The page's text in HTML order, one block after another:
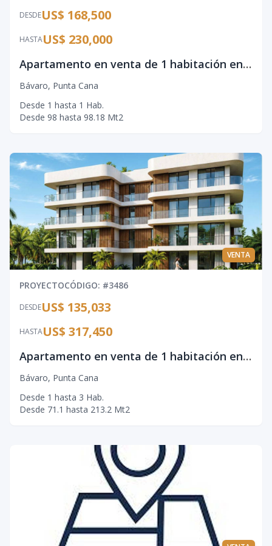
DESDEUS$ 168,500
HASTAUS$ 230,000
Apartamento en venta de 1 habitación en Bávaro
Bávaro, Punta Cana
Desde 1 hasta 1 Hab.
Desde 98 hasta 98.18 Mt2
VENTA
PROYECTOCÓDIGO: #3486
DESDEUS$ 135,033
HASTAUS$ 317,450
Apartamento en venta de 1 habitación en Punta Cana
Bávaro, Punta Cana
Desde 1 hasta 3 Hab.
Desde 71.1 hasta 213.2 Mt2